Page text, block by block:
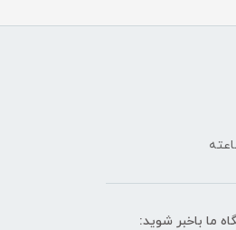
ما باخبر شوید: